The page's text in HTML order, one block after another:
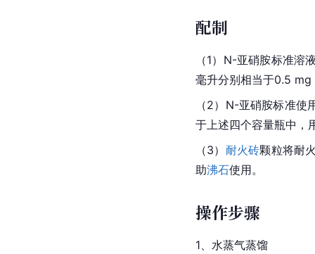
配制
（1）N-亚硝胺标准溶
毫升分别相当于0.5
（2）N-亚硝胺标准
于上述四个容量瓶中，
（3） 耐火砖颗粒将耐
助沸石使用。
操作步骤
1、水蒸气蒸馏